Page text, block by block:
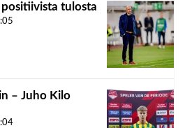
positiivista tulosta
– Juho Kilo